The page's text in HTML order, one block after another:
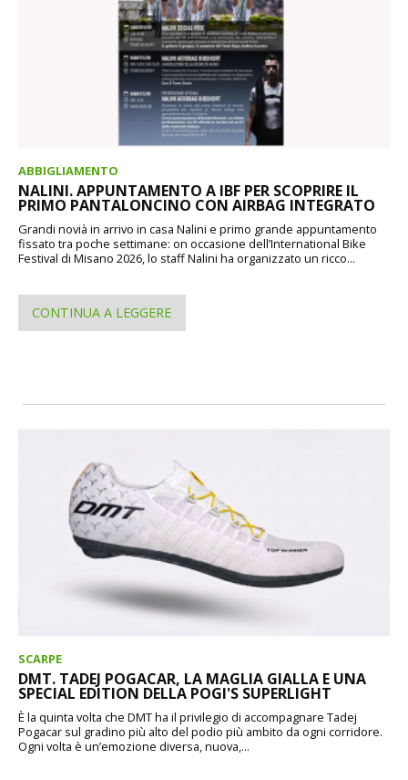
ABBIGLIAMENTO
NALINI. APPUNTAMENTO A IBF PER SCOPRIRE IL
PRIMO PANTALONCINO CON AIRBAG INTEGRATO
Grandi novià in arrivo in casa Nalini e primo grande appuntamento
fissato tra poche settimane: on occasione dell’International Bike
Festival di Misano 2026, lo staff Nalini ha organizzato un ricco...
CONTINUA A LEGGERE
SCARPE
DMT. TADEJ POGACAR, LA MAGLIA GIALLA E UNA
SPECIAL EDITION DELLA POGI'S SUPERLIGHT
È la quinta volta che DMT ha il privilegio di accompagnare Tadej
Pogacar sul gradino più alto del podio più ambito da ogni corridore.
Ogni volta è un’emozione diversa, nuova,...